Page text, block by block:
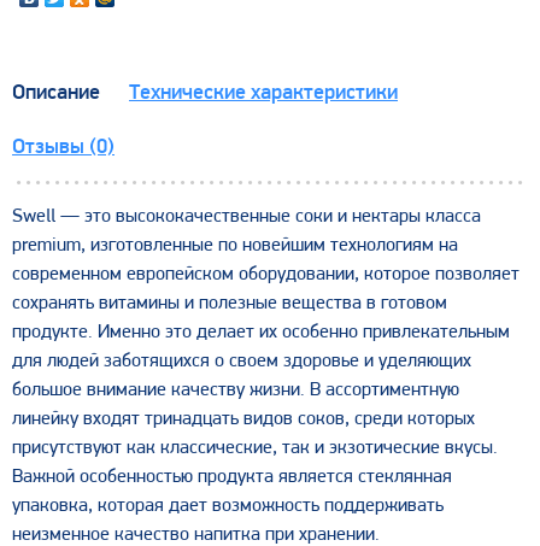
Описание Технические характеристики
Отзывы (0)
Swell — это высококачественные соки и нектары класса
premium, изготовленные по новейшим технологиям на
современном европейском оборудовании, которое позволяет
сохранять витамины и полезные вещества в готовом
продукте. Именно это делает их особенно привлекательным
для людей заботящихся о своем здоровье и уделяющих
большое внимание качеству жизни. В ассортиментную
линейку входят тринадцать видов соков, среди которых
присутствуют как классические, так и экзотические вкусы.
Важной особенностью продукта является стеклянная
упаковка, которая дает возможность поддерживать
неизменное качество напитка при хранении.